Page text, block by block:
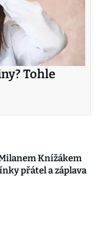
Tohle
Knížákem
přátel a záplava